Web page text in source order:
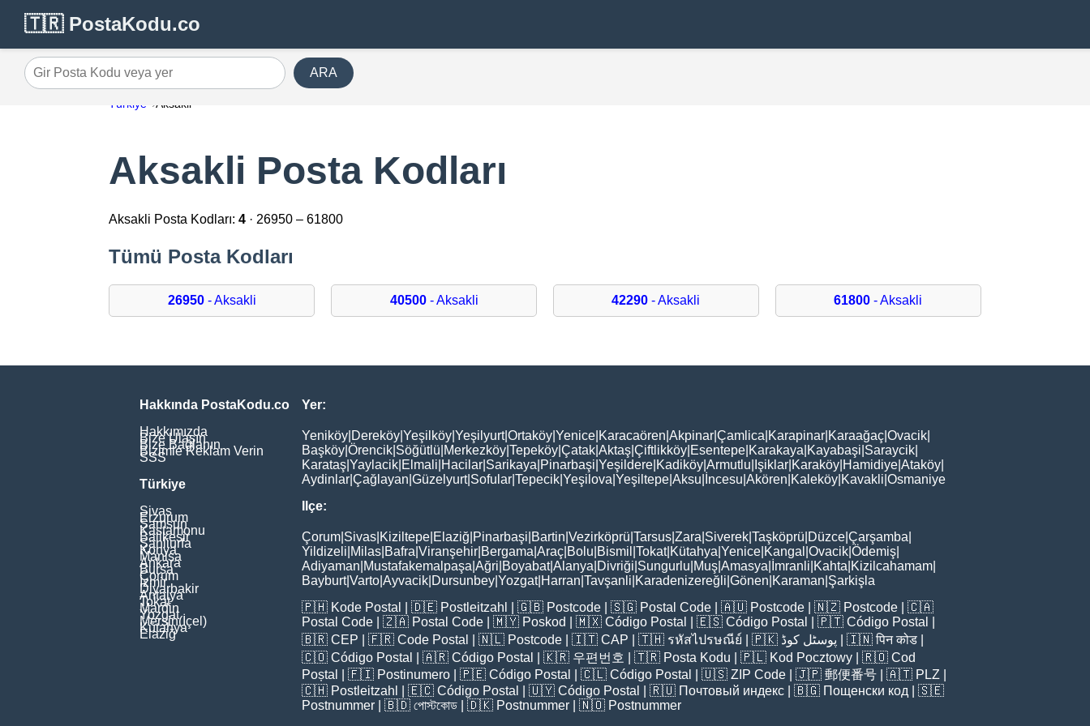
🇹🇷 PostaKodu.co
Gir Posta Kodu veya yer ARA
Türkiye Aksakli
Aksakli Posta Kodları
Aksakli Posta Kodları:4 · 26950 – 61800
Tümü Posta Kodları
26950- Aksakli 40500- Aksakli 42290 - Aksakli 61800 - Aksakli
Hakkında PostaKodu.co
Hakkımızda
Bize Ulaşın
Bize Bağlanın
Bizimle Reklam Verin
SSS
Türkiye
Sivas
Erzurum
Samsun
Kastamonu
Balikesir
Şanliurfa
Konya
Manisa
Ankara
Bursa
Çorum
İzmir
Diyarbakir
Antalya
Tokat
Mardin
Yozgat
Mersin(İçel)
Kütahya
Elaziğ
Yer:
Yeniköy Dereköy Yeşilköy Yeşilyurt|Ortaköy Yenice Karacaören Akpinar Çamlica Karapinar Karaağaç Ovacik
Başköy Örencik Söğütlü Merkezköy Tepeköy Çatak Aktaş Çiftlikköy Esentepe Karakaya Kayabaşi Saraycik
Karataş Yaylacik Elmali Hacilar Sarikaya Pinarbaşi Yeşildere Kadiköy Armutlu Işiklar Karaköy Hamidiye Ataköy
Aydinlar Çağlayan Güzelyurt| Sofular Tepecik Yeşilova Yeşiltepe Aksu İncesu Akören Kaleköy Kavakli Osmaniye
Ilçe:
Çorum Sivas Kiziltepe Elaziğ Pinarbaşi Bartin Vezirköprü Tarsus Zara Siverek Taşköprü Düzce Çarşamba
Yildizeli Milas Bafra Viranşehir Bergama Araç Bolu Bismil Tokat| Kütahya Yenice Kangal Ovacik Ödemiş
Adiyaman Mustafakemalpaşa Ağri Boyabat|Alanya Divriği Sungurlu Muş Amasya İmranli Kahta Kizilcahamam
Bayburt|Varto Ayvacik Dursunbey Yozgat| Harran Tavşanli Karadenizereğli Gönen Karaman Şarkişla
🇵🇭 Kode Postal | 🇩🇪 Postleitzahl | 🇬🇧 Postcode | 🇸🇬 Postal Code | 🇦🇺 Postcode | 🇳🇿 Postcode | 🇨🇦
Postal Code | 🇿🇦 Postal Code | 🇲🇾 Poskod | 🇲🇽 Código Postal | 🇪🇸 Código Postal | 🇵🇹 Código Postal
🇧🇷 CEP | 🇫🇷 Code Postal | 🇳🇱 Postcode | 🇮🇹 CAP | 🇹🇭 รหัสไปรษณีย์ | 🇵🇰 پوسٹل کوڈ | 🇮🇳पिन कोड
🇨🇴 Código Postal | 🇦🇷 Código Postal | 🇰🇷 우편번호 | 🇹🇷 Posta Kodu | 🇵🇱 Kod Pocztowy | 🇷🇴 Cod
Poștal
| 🇫🇮 Postinumero | 🇵🇪 Código Postal | 🇨🇱 Código Postal | 🇺🇸 ZIP Code | 🇯🇵 郵便番号 | 🇦🇹 PLZ
🇨🇭 Postleitzahl | 🇪🇨 Código Postal | 🇺🇾 Código Postal | 🇷🇺 Почтовый индекс | 🇧🇬 Пощенски код | 🇸🇪
Postnummer | 🇧🇩 পোস্টকোড | 🇩🇰 Postnummer | 🇳🇴 Postnummer